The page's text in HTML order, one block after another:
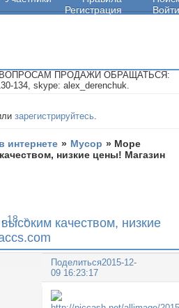
Регистрация
Войти
ПРОДАЖИ ОБРАЩАТЬСЯ:
134, skype: alex_derenchuk.
зарегистрируйтесь
интернете » Мусор » Море
низкие цены! Магазин
качеством, низкие
18 »
Поделиться2015-12-
09 16:23:17